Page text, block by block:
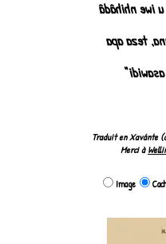
Mna inhimi
Tanenhere,
Traduit en Xavánte
Merci à
Image